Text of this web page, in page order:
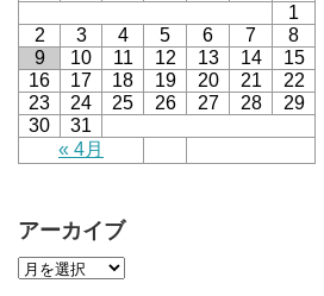
« 4月
1
2
3 4 5 6 7
8
9
10 11 12 13 14
15
16
17 18 19 20 21
22
23
24 25 26 27 28
29
30
31
アーカイブ